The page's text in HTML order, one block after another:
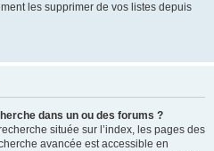
les supprimer de vos listes depuis
dans un ou des forums ?
située sur l’index, les pages des
avancée est accessible en